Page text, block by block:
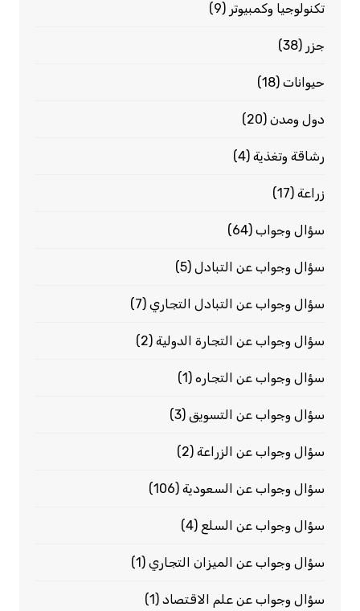
تكنولوجيا وكمبيوتر (9)
جزر (38)
حيوانات(18)
دول ومدن(20)
رشاقة وتغذية(4)
زراعة(17)
سؤال وجواب(64)
سؤال وجواب عن التبادل(5)
سؤال وجواب عن التبادل التجاري(7)
سؤال وجواب عن التجارة الدولية(2)
سؤال وجواب عن التجاره(1)
سؤال وجواب عن التسويق(3)
سؤال وجواب عن الزراعة(2)
سؤال وجواب عن السعودية(106)
سؤال وجواب عن السلع (4)
سؤال وجواب عن الميزان التجاري(1)
سؤال وجواب عن علم الاقتصاد(1)